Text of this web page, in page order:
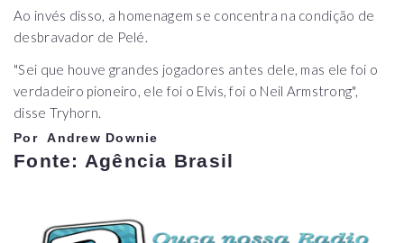
Ao invés disso, a homenagem se concentra na condição de
desbravador de Pelé.
"Sei que houve grandes jogadores antes dele, mas ele foi o
verdadeiro pioneiro, ele foi o Elvis, foi o Neil Armstrong",
disse Tryhorn.
Por Andrew Downie
Fonte: Agência Brasil